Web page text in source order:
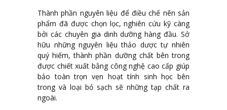
Thành phần nguyên liệu để điều chế nên sản
phẩm đã được chọn lọc, nghiên cứu kỹ càng
bởi các chuyên gia dinh dưỡng hàng đầu. Sở
hữu những nguyên liệu thảo dược tự nhiên
quý hiếm, thành phần dưỡng chất bên trong
được chiết xuất bằng công nghệ cao cấp giúp
bảo toàn trọn vẹn hoạt tính sinh học bên
trong và loại bỏ sạch sẽ những tạp chất ra
ngoài.